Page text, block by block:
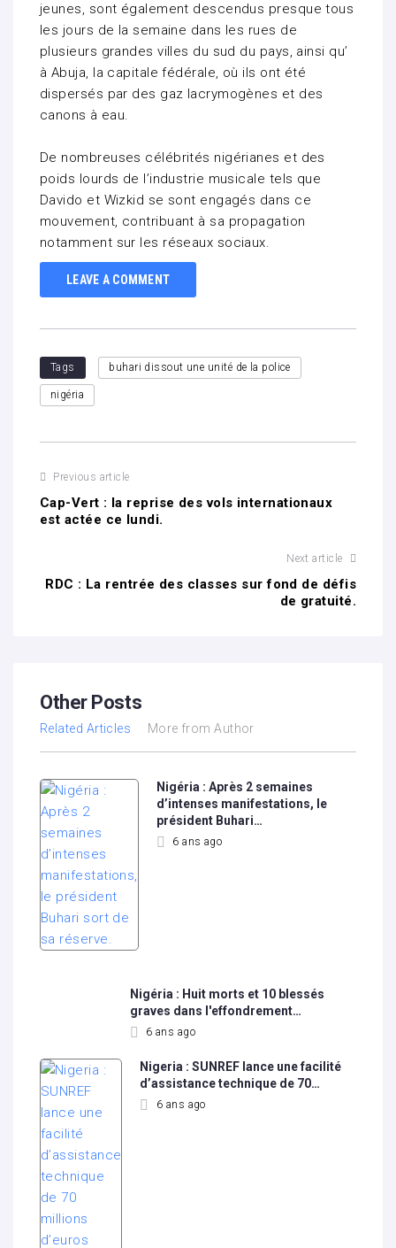
jeunes, sont également descendus presque tous
les jours de la semaine dans les rues de
plusieurs grandes villes du sud du pays, ainsi qu’
à Abuja, la capitale fédérale, où ils ont été
dispersés par des gaz lacrymogènes et des
canons à eau.
De nombreuses célébrités nigérianes et des
poids lourds de l’industrie musicale tels que
Davido et Wizkid se sont engagés dans ce
mouvement, contribuant à sa propagation
notamment sur les réseaux sociaux.
LEAVE A COMMENT
Tags buhari dissout une unité de la police
nigéria
Previous article
Cap-Vert : la reprise des vols internationaux
est actée ce lundi.
Next article
RDC : La rentrée des classes sur fond de défis
de gratuité.
Other Posts
Related Articles More from Author
Nigéria : Après 2 semaines
d’intenses manifestations, le
président Buhari…
6 ans ago
Nigéria : Huit morts et 10 blessés
graves dans l'effondrement…
6 ans ago
Nigeria : SUNREF lance une facilité
d’assistance technique de 70…
6 ans ago